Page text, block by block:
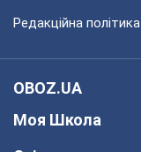
Редакційна політика
OBOZ.UA
Моя Школа